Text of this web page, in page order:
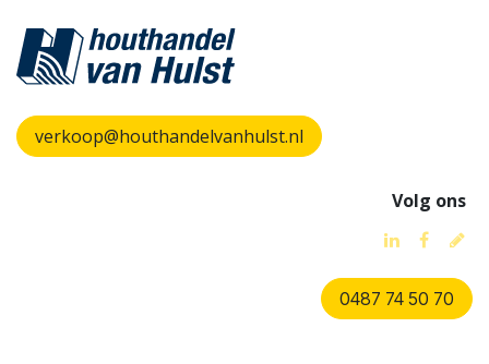
verkoop@houthandelvanhulst.nl
Volg ons
0487 74 50 70